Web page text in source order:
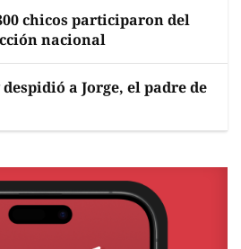
chicos participaron del
nacional
a Jorge, el padre de